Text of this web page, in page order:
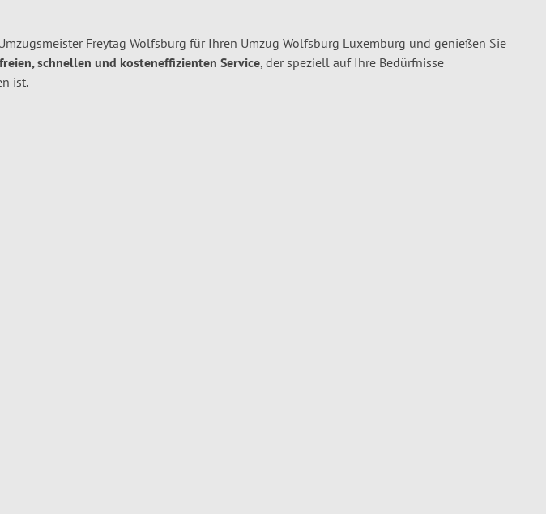
Freytag Wolfsburg für Ihren Umzug Wolfsburg Luxemburg und genießen Sie
schnellen und kosteneffizienten Service, der speziell auf Ihre Bedürfnisse
ist.